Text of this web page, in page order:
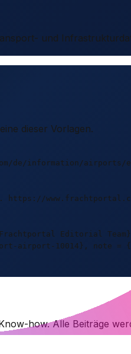
und
dieser Vorlagen.
de/information/
https://
Editorial
airport-10014}, note =
how. Alle Beiträge